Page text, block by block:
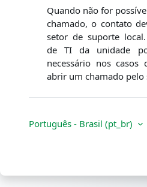
Quando não for
chamado, o contato
setor de suporte
de TI da unidade
necessário nos casos
abrir um chamado pelo
Português - Brasil ‎(pt_br)‎